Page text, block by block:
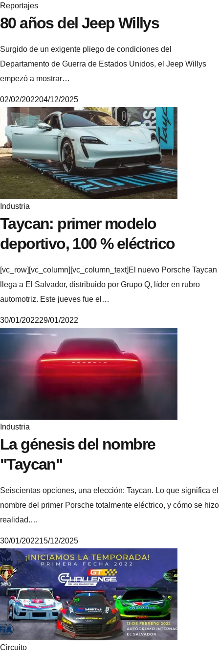
Reportajes
80 años del Jeep Willys
Surgido de un exigente pliego de condiciones del
Departamento de Guerra de Estados Unidos, el Jeep Willys
empezó a mostrar…
e
02/02/202204/12/2025
Industria
Taycan: primer modelo
deportivo, 100 % eléctrico
[vc_row][vc_column][vc_column_text]El nuevo Porsche Taycan
llega a El Salvador, distribuido por Grupo Q, líder en rubro
automotriz. Este jueves fue el…
M
30/01/202229/01/2022
Industria
La génesis del nombre
"Taycan"
Seiscientas opciones, una elección: Taycan. Lo que significa el
nombre del primer Porsche totalmente eléctrico, y cómo se hizo
realidad.…
M
i
k
e
30/01/202215/12/2025
Circuito